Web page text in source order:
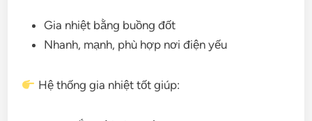
Gia nhiệt bằng buồng đốt
Nhanh, mạnh, phù hợp nơi điện yếu
Hệ thống gia nhiệt tốt giúp: